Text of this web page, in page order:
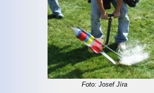
Foto: Josef Jíra